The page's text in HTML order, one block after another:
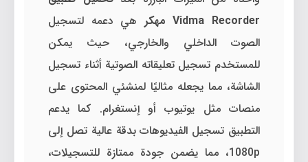
Vidma Recorder مهكر
هي دعمه لتسجيل
الصوت الداخلي والخارجي، حيث يمكن
للمستخدم تسجيل تعليقاته الصوتية أثناء تسجيل
الشاشة، مما يجعله مثاليًا لمنشئي المحتوى على
منصات مثل يوتيوب أو إنستغرام. كما يدعم
التطبيق تسجيل الفيديوهات بدقة عالية تصل إلى
1080p، مما يضمن جودة ممتازة للتسجيلات،